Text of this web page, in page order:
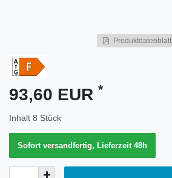
Produktdatenblatt
93,60 EUR *
Inhalt 8 Stück
Sofort versandfertig, Lieferzeit 48h